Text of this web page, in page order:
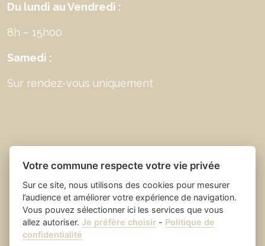
Du lundi au Vendredi :
8h – 15h00
Samedi :
Sur rendez-vous uniquement
Place du village la solution web
et appli des collectivités
- Saint Laurent
Votre commune respecte votre vie privée
Sur ce site, nous utilisons des cookies pour mesurer
l’audience et améliorer votre expérience de navigation.
Vous pouvez sélectionner ici les services que vous
allez autoriser.Je préfère choisir - Politique de
confidentialité